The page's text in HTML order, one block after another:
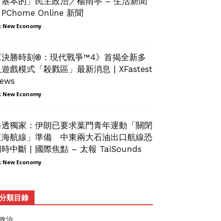
Online 新聞
New Economy
決勝時刻®：現代戰爭™4》首揭全新多
遊戲模式「殺戮區」最新消息 | XFastest
New Economy
透獨家：伊朗已要求葉門青年運動「關閉
海航線」準備 中東兩大石油出口航線恐
時中斷 | 國際焦點 – 太報 TaiSounds
New Economy
類目錄